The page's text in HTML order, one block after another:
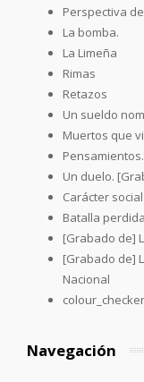
Perspectiva
La bomba.
La Limeña
Rimas
Retazos
Un sueldo
Muertos que
Pensamientos.
Un duelo.
Carácter
Batalla perdida
[Grabado de]
[Grabado de]
Nacional
colour_checker
Navegación